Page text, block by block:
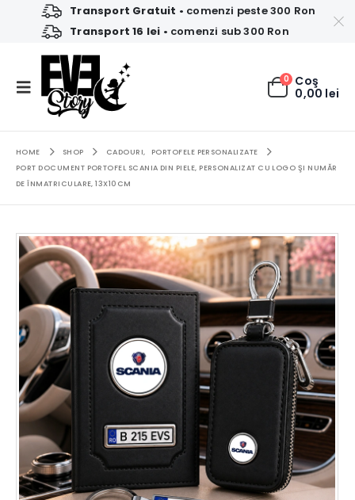
Transport Gratuit • comenzi peste 300 Ron
Transport 16 lei • comenzi sub 300 Ron
0 Coş
0,00 lei
HOME SHOP CADOURI,
PORTOFELE PERSONALIZATE
PORT DOCUMENT PORTOFEL SCANIA DIN PIELE, PERSONALIZAT CU LOGO ŞI NUMĂR
DE ÎNMATRICULARE, 13X10CM